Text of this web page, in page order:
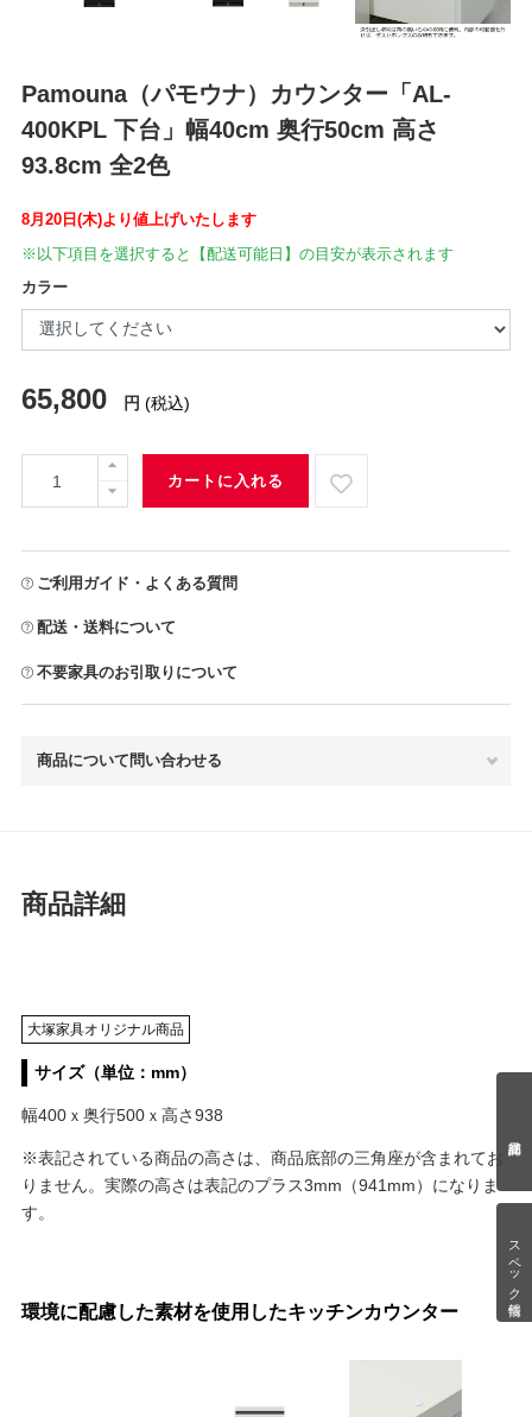
スペック情報
Pamouna（パモウナ）カウンター「AL-
400KPL 下台」幅40cm 奥行50cm 高さ
93.8cm 全2色
8月20日(木)より値上げいたします
※以下項目を選択すると【配送可能日】の目安が表示されます
カラー
65,800 円 (税込)
カートに入れる
ご利用ガイド・よくある質問
配送・送料について
不要家具のお引取りについて
商品について問い合わせる
商品詳細
大塚家具オリジナル商品
サイズ（単位：mm）
幅400ｘ奥行500ｘ高さ938
※表記されている商品の高さは、商品底部の三角座が含まれてお
りません。実際の高さは表記のプラス3mm（941mm）になりま
す。
環境に配慮した素材を使用したキッチンカウンター